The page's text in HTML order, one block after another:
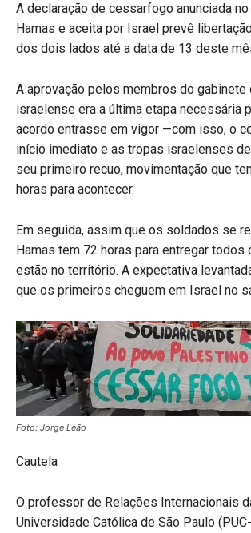
A declaração de cessarfogo anunciada
Hamas e aceita por Israel prevê
dos dois lados até a data de 13 deste
A aprovação pelos membros do gabinete
israelense era a última etapa necessária
acordo entrasse em vigor —com isso, o
início imediato e as tropas israelenses
seu primeiro recuo, movimentação que
horas para acontecer.
Em seguida, assim que os soldados se
Hamas tem 72 horas para entregar
estão no território. A expectativa
que os primeiros cheguem em Israel no
Foto: Jorge Leão
Cautela
O professor de Relações Internacionais
Universidade Católica de São Paulo